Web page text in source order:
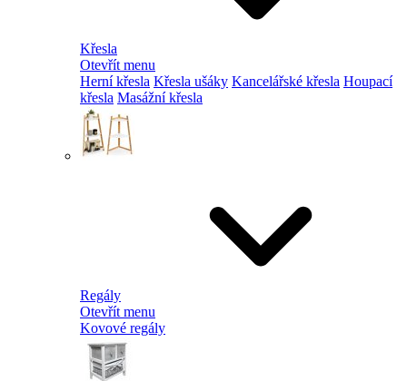
Křesla
Otevřít menu
Herní křesla Křesla ušáky Kancelářské křesla Houpací
křesla Masážní křesla
Regály
Otevřít menu
Kovové regály